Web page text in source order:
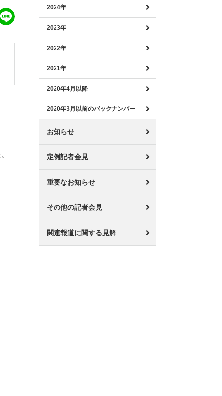
2024年
2023年
2022年
2021年
2020年4月以降
2020年3月以前のバックナンバー
お知らせ
定例記者会見
重要なお知らせ
その他の記者会見
関連報道に関する見解